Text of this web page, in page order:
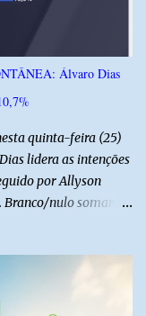
o Hospital
permanece internado
militar. PM reforça
Militar manifestou
Álvaro Dias
quinta-feira (25)
lidera as intenções
por Allyson
Branco/nulo somaram
O levantamento
e nível de
2026